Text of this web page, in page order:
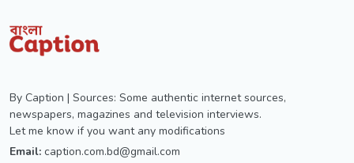
By Caption | Sources: Some authentic internet sources,
newspapers, magazines and television interviews.
Let me know if you want any modifications
Email: caption.com.bd@gmail.com